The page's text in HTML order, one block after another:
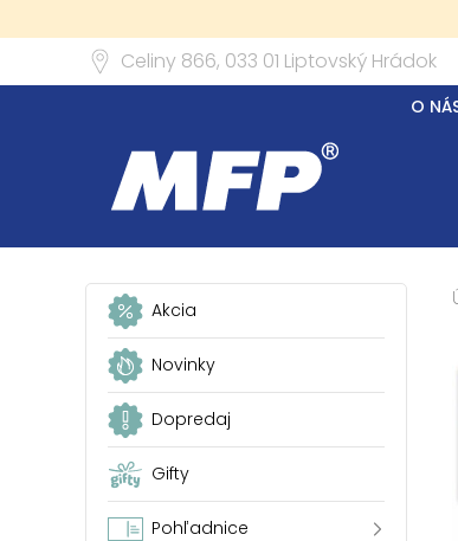
Celiny 866, 033 01 Liptovský Hrádok
O
Akcia
Novinky
Dopredaj
Gifty
Pohľadnice